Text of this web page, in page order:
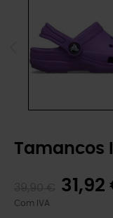
Tamancos
31,92
Com IVA